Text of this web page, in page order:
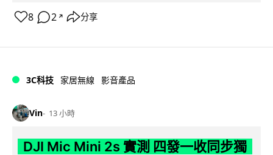
8 2 ↗ 分享
3C科技 家居無線 影音產品
Vin 13 小時
DJI Mic Mini 2s 實測 四發一收同步獨